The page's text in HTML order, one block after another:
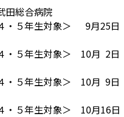
田総合病院
生対象＞ 9月25日（
年生対象＞ 10月 2日
年生対象＞ 10月 9日
年生対象＞ 10月16日